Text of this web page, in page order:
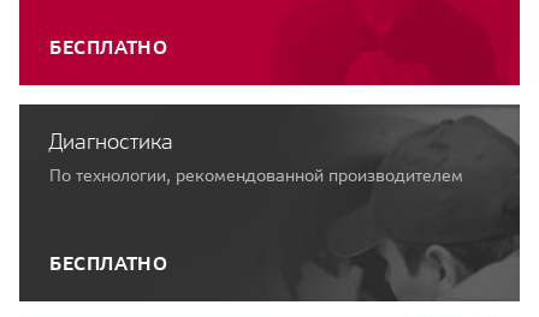
БЕСПЛАТНО
Диагностика
По технологии, рекомендованной производителем
БЕСПЛАТНО